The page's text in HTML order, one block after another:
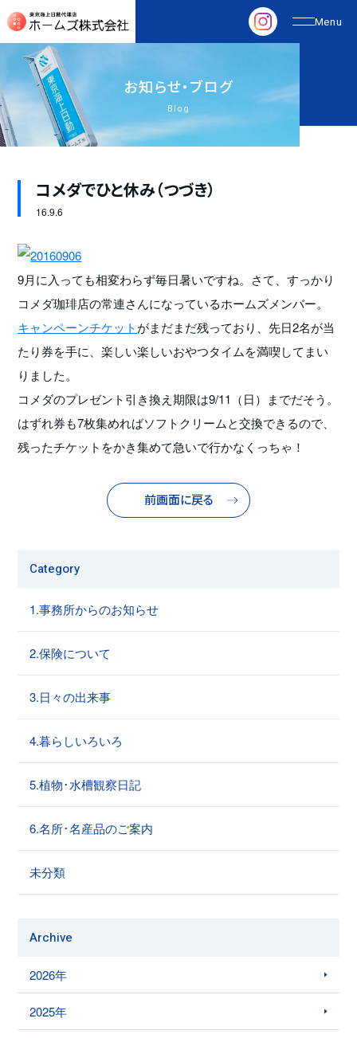
お知らせ・ブログ
Blog
コメダでひと休み（つづき）
16.9.6
9月に入っても相変わらず毎日暑いですね。さて、すっかり
コメダ珈琲店の常連さんになっているホームズメンバー。
キャンペーンチケットがまだまだ残っており、先日2名が当
たり券を手に、楽しい楽しいおやつタイムを満喫してまい
りました。
コメダのプレゼント引き換え期限は9/11（日）までだそう。
はずれ券も7枚集めればソフトクリームと交換できるので、
残ったチケットをかき集めて急いで行かなくっちゃ！
前画面に戻る
Category
1.事務所からのお知らせ
2.保険について
3.日々の出来事
4.暮らしいろいろ
5.植物･水槽観察日記
6.名所･名産品のご案内
未分類
Archive
2026年
2025年